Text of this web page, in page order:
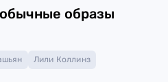
образы
Лили Коллинз